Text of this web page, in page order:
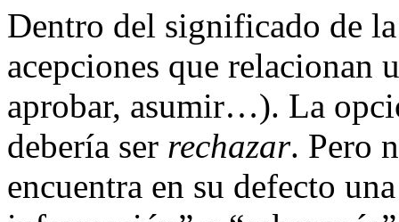
Dentro del significado de
acepciones que
aprobar, asumir…). La
debería ser rechazar. Pero
encuentra en su defecto